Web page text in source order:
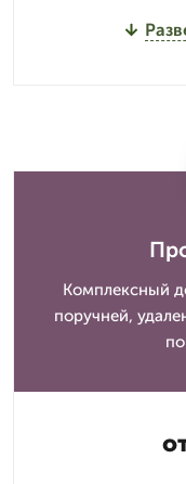
Комплексный
поручней,